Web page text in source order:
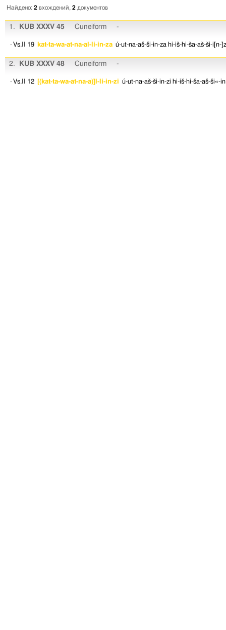
Найдено: 2 вхождений, 2 документов
1. KUB XXXV 45 Cuneiform -
· Vs.II 19 kat-ta-wa-at-na-al-li-in-za ú-ut-na-aš-ši-in-za hi-iš-hi-ša-aš-ši-i[n-
2. KUB XXXV 48 Cuneiform -
· Vs.II 12 [(kat-ta-wa-at-na-a)]l-li-in-zi ú-ut-na-aš-ši-in-zi hi-iš-hi-ša-aš-ši«-